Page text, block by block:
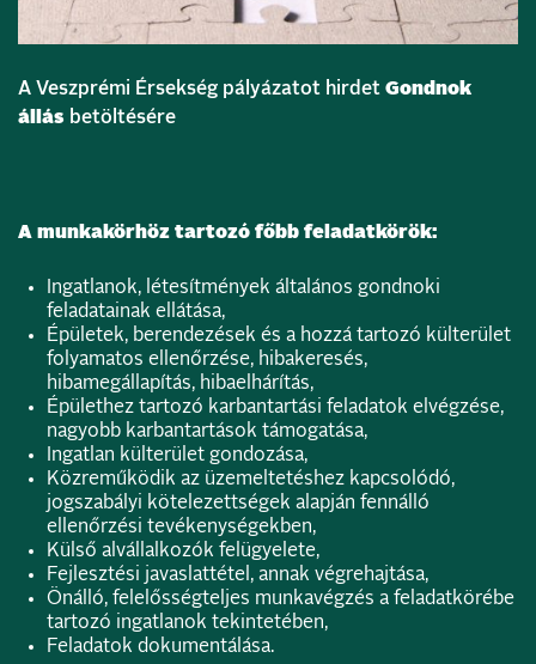
A Veszprémi Érsekség pályázatot hirdet Gondnok
állás betöltésére
A munkakörhöz tartozó főbb feladatkörök:
Ingatlanok, létesítmények általános gondnoki
feladatainak ellátása,
Épületek, berendezések és a hozzá tartozó külterület
folyamatos ellenőrzése, hibakeresés,
hibamegállapítás, hibaelhárítás,
Épülethez tartozó karbantartási feladatok elvégzése,
nagyobb karbantartások támogatása,
Ingatlan külterület gondozása,
Közreműködik az üzemeltetéshez kapcsolódó,
jogszabályi kötelezettségek alapján fennálló
ellenőrzési tevékenységekben,
Külső alvállalkozók felügyelete,
Fejlesztési javaslattétel, annak végrehajtása,
Önálló, felelősségteljes munkavégzés a feladatkörébe
tartozó ingatlanok tekintetében,
Feladatok dokumentálása.